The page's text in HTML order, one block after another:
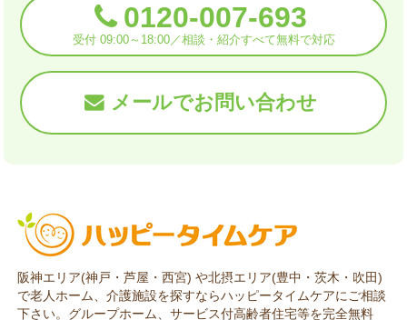
0120-007-693
受付 09:00～18:00／相談・紹介すべて無料で対応
メールでお問い合わせ
阪神エリア(神戸・芦屋・西宮) や北摂エリア(豊中・茨木・吹田)
で老人ホーム、介護施設を探すならハッピータイムケアにご相談
下さい。グループホーム、サービス付高齢者住宅等を完全無料